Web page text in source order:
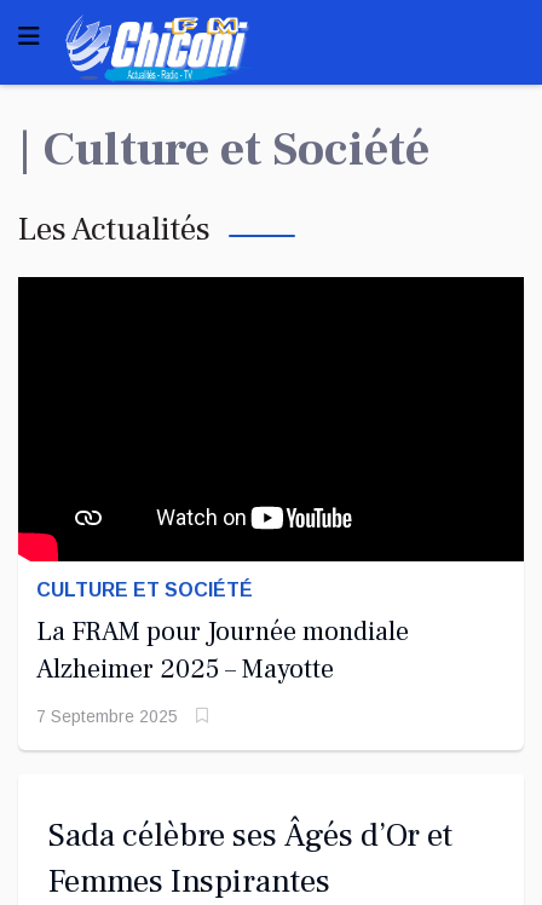
| Culture et Société
Les Actualités
CULTURE ET SOCIÉTÉ
La FRAM pour Journée mondiale
Alzheimer 2025 – Mayotte
7 Septembre 2025
Sada célèbre ses Âgés d’Or et
Femmes Inspirantes